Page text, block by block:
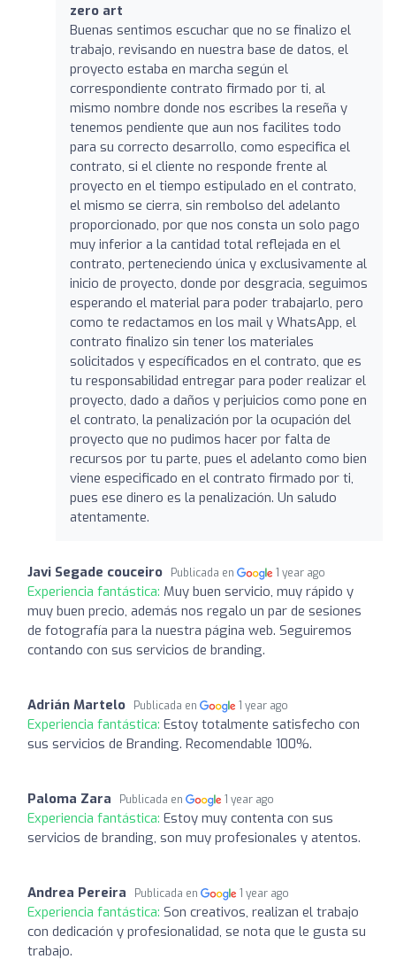
zero art
Buenas sentimos escuchar que no se finalizo el
trabajo, revisando en nuestra base de datos, el
proyecto estaba en marcha según el
correspondiente contrato firmado por ti, al
mismo nombre donde nos escribes la reseña y
tenemos pendiente que aun nos facilites todo
para su correcto desarrollo, como especifica el
contrato, si el cliente no responde frente al
proyecto en el tiempo estipulado en el contrato,
el mismo se cierra, sin rembolso del adelanto
proporcionado, por que nos consta un solo pago
muy inferior a la cantidad total reflejada en el
contrato, perteneciendo única y exclusivamente al
inicio de proyecto, donde por desgracia, seguimos
esperando el material para poder trabajarlo, pero
como te redactamos en los mail y WhatsApp, el
contrato finalizo sin tener los materiales
solicitados y específicados en el contrato, que es
tu responsabilidad entregar para poder realizar el
proyecto, dado a daños y perjuicios como pone en
el contrato, la penalización por la ocupación del
proyecto que no pudimos hacer por falta de
recursos por tu parte, pues el adelanto como bien
viene especificado en el contrato firmado por ti,
pues ese dinero es la penalización. Un saludo
atentamente.
Javi Segade couceiro Publicada en 1 year ago
Experiencia fantástica: Muy buen servicio, muy rápido y
muy buen precio, además nos regalo un par de sesiones
de fotografía para la nuestra página web. Seguiremos
contando con sus servicios de branding.
Adrián Martelo Publicada en 1 year ago
Experiencia fantástica: Estoy totalmente satisfecho con
sus servicios de Branding. Recomendable 100%.
Paloma Zara Publicada en 1 year ago
Experiencia fantástica: Estoy muy contenta con sus
servicios de branding, son muy profesionales y atentos.
Andrea Pereira Publicada en 1 year ago
Experiencia fantástica: Son creativos, realizan el trabajo
con dedicación y profesionalidad, se nota que le gusta su
trabajo.